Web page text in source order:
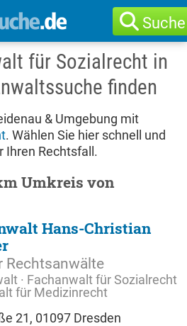
Suche
für Sozialrecht in
finden
& Umgebung mit
. Wählen Sie hier schnell und
Ihren Rechtsfall.
Umkreis von
Hans-Christian
Rechtsanwälte
· Fachanwalt für Sozialrecht
für Medizinrecht
21, 01097 Dresden